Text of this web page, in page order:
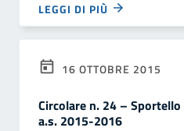
LEGGI DI PIÙ
16 OTTOBRE 2015
Circolare n. 24 –
a.s. 2015-2016